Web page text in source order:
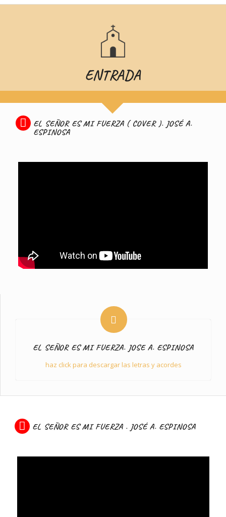
ENTRADA
EL SEÑOR ES MI FUERZA ( COVER ). JOSÉ A.
ESPINOSA
EL SEÑOR ES MI FUERZA. JOSE A. ESPINOSA
haz click para descargar las letras y acordes
EL SEÑOR ES MI FUERZA . JOSÉ A. ESPINOSA